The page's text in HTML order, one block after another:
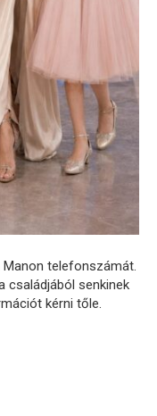
telefonszámát.
családjából senkinek
kérni tőle.